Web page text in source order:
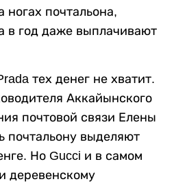
ногах почтальона,
в год даже выплачивают
тех денег не хватит.
Аккайынского
почтовой связи Елены
почтальону выделяют
Но Gucci и в самом
деревенскому